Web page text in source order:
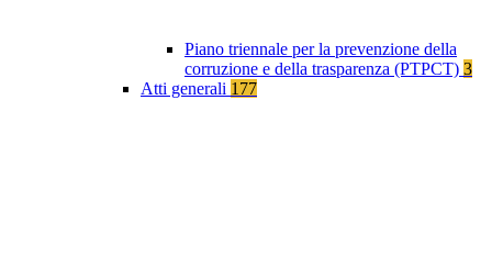
Piano triennale per la prevenzione della
corruzione e della trasparenza (PTPCT) 3
Atti generali 177